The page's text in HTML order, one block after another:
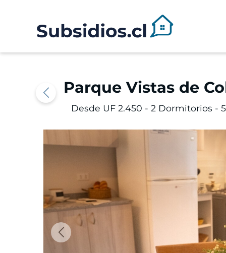
Parque Vistas de
Desde UF 2.450 - 2 Dormitorios -
Previous